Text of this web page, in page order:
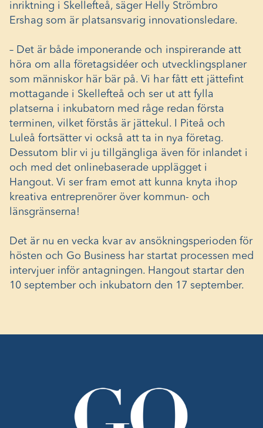
inriktning i Skellefteå, säger Helly Strömbro
Ershag som är platsansvarig innovationsledare.
– Det är både imponerande och inspirerande att
höra om alla företagsidéer och utvecklingsplaner
som människor här bär på. Vi har fått ett jättefint
mottagande i Skellefteå och ser ut att fylla
platserna i inkubatorn med råge redan första
terminen, vilket förstås är jättekul. I Piteå och
Luleå fortsätter vi också att ta in nya företag.
Dessutom blir vi ju tillgängliga även för inlandet i
och med det onlinebaserade upplägget i
Hangout. Vi ser fram emot att kunna knyta ihop
kreativa entreprenörer över kommun- och
länsgränserna!
Det är nu en vecka kvar av ansökningsperioden för
hösten och Go Business har startat processen med
intervjuer inför antagningen. Hangout startar den
10 september och inkubatorn den 17 september.